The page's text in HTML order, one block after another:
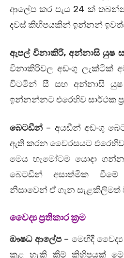
ආලේප කර පැය 24 ක්
දවස් කිහිපයකින් ඉන්නන්
ඇපල් විනාකිරි, අන්නාසි යුෂ
විනාකිරිවල අඩංගු ලැක්ටික්
විටමින් සී සහ අන්නාසි
ඉන්නන්නට එරෙහිව සාර්ථක
බෙටඩීන් – අයඩීන් අඩංගු
ඇති කරන වෛරසයට
මෙය හැමෝටම යොදා
බෙටඩීන් අසාත්මික වීමේ
නිසාවෙන් ඒ ගැන සැළකිලිමත්
වෛද්‍ය ප්‍රතිකාර ක්‍රම
ඖෂධ ආලේප– මෙහිදී
කළ හැකි ක්‍රීම් කිහිපයක්